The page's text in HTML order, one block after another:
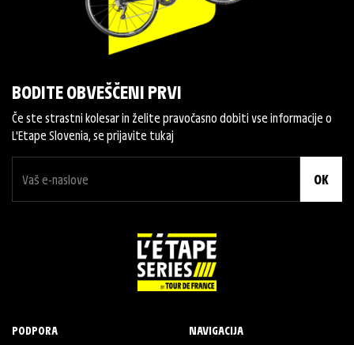
BODITE OBVEŠČENI PRVI
Če ste strastni kolesar in želite pravočasno dobiti vse informacije o
L'Etape Slovenia, se prijavite tukaj
OK
PODPORA NAVIGACIJA